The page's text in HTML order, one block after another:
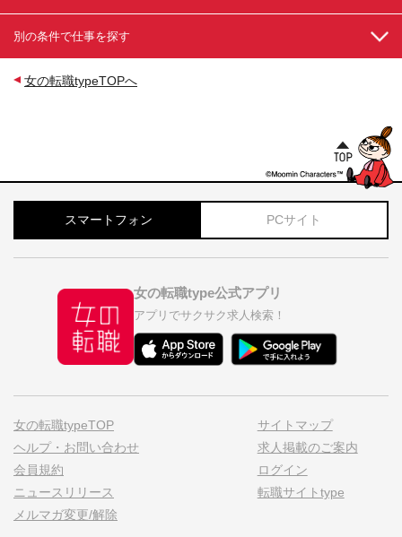
別の条件で仕事を探す
女の転職typeTOPへ
スマートフォン PCサイト
女の転職type公式アプリ
アプリでサクサク求人検索！
女の転職typeTOP
ヘルプ・お問い合わせ
会員規約
ニュースリリース
メルマガ変更/解除
サイトマップ
求人掲載のご案内
ログイン
転職サイトtype